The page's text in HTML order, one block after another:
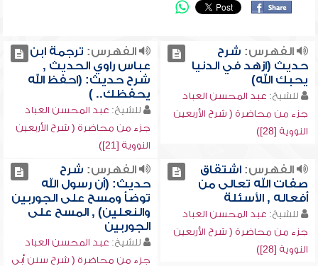
الفهرس: شرح
حديث (ازهد في الدنيا
يحبك الله)
للشيخ: عبد المحسن العباد
جزء من محاضرة ( شرح الأربعين
النووية [28])
الفهرس: ترجمة ابن
عباس راوي الحديث ,
شرح حديث: (احفظ الله
يحفظك.. )
للشيخ: عبد المحسن العباد
جزء من محاضرة ( شرح الأربعين
النووية [21])
الفهرس:اشتقاق
صفات الله تعالى من
أفعاله , الأسئلة
للشيخ: عبد المحسن العباد
جزء من محاضرة ( شرح الأربعين
النووية [28])
الفهرس: شرح
حديث: (أن رسول الله
توضأ ومسح على الجوربين
والنعلين) , المسح على
الجوربين
للشيخ: عبد المحسن العباد
جزء من محاضرة ( شرح سنن أبي